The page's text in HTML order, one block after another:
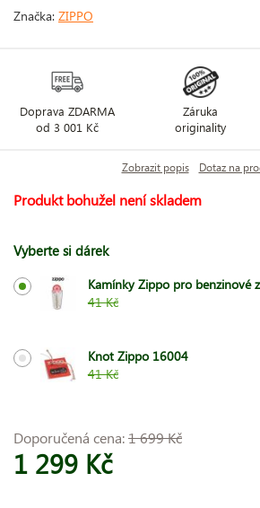
Značka: ZIPPO
Doprava ZDARMA
od 3 001 Kč
Záruka
originality
Zobrazit popis Dotaz na
Produkt bohužel není skladem
Vyberte si dárek
Kamínky Zippo pro benzinové
41 Kč
Knot Zippo 16004
41 Kč
Doporučená cena:1 699 Kč
1 299 Kč